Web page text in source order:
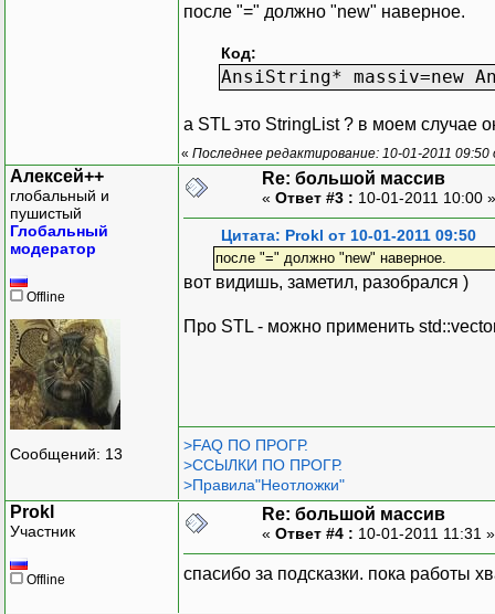
после "=" должно "new" наверное.
Код:
AnsiString* massiv=new
а STL это StringList ? в моем случае
« Последнее редактирование: 10-01-2011 09:50
Алексей++
глобальный и
пушистый
Глобальный
модератор
Offline
Сообщений: 13
Re: большой массив
« Ответ #3 : 10-01-2011 10:00
Цитата: Prokl от 10-01-2011 09:50
после "=" должно "new" наверное.
вот видишь, заметил, разобрался )
Про STL - можно применить
>FAQ ПО ПРОГР.
>ССЫЛКИ ПО ПРОГР.
>Правила"Неотложки"
Prokl
Участник
Offline
Re: большой массив
« Ответ #4 : 10-01-2011 11:31
спасибо за подсказки. пока работы